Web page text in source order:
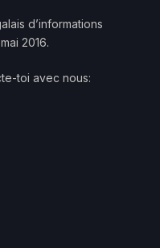
d’informations
2016.
toi avec nous: